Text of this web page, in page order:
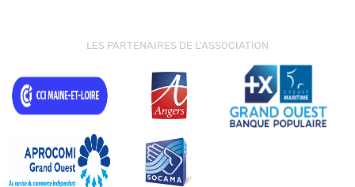
LES PARTENAIRES DE L'ASSOCIATION